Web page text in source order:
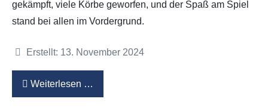
gekämpft, viele Körbe geworfen, und der Spaß am Spiel
stand bei allen im Vordergrund.
Details
Erstellt: 13. November 2024
Weiterlesen …